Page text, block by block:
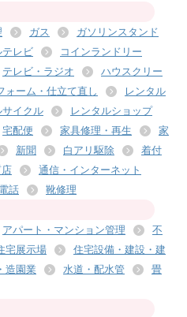
ガス
ガソリンスタンド
レビ
コインランドリー
テレビ・ラジオ
ハウスクリー
ォーム・仕立て直し
レンタル
サイクル
レンタルショップ
宅配便 家具修理・再生
家
新聞 白アリ駆除
着付
通信・インターネット
電話 靴修理
アパート・マンション管理
不
宅展示場
住宅設備・建設・建
造園業 水道・配水管
畳